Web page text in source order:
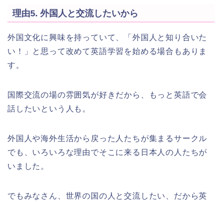
理由5. 外国人と交流したいから
外国文化に興味を持っていて、「外国人と知り合いた
い！」と思って改めて英語学習を始める場合もありま
す。
国際交流の場の雰囲気が好きだから、もっと英語で会
話したいという人も。
外国人や海外生活から戻った人たちが集まるサークル
でも、いろいろな理由でそこに来る日本人の人たちが
いました。
でもみなさん、世界の国の人と交流したい、だから英